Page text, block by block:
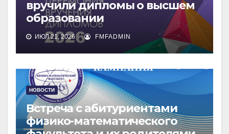
вручили дипломы о высшем
образовании
ИЮЛ 21, 2026 FMFADMIN
НОВОСТИ
Встреча с абитуриентами
физико-математического